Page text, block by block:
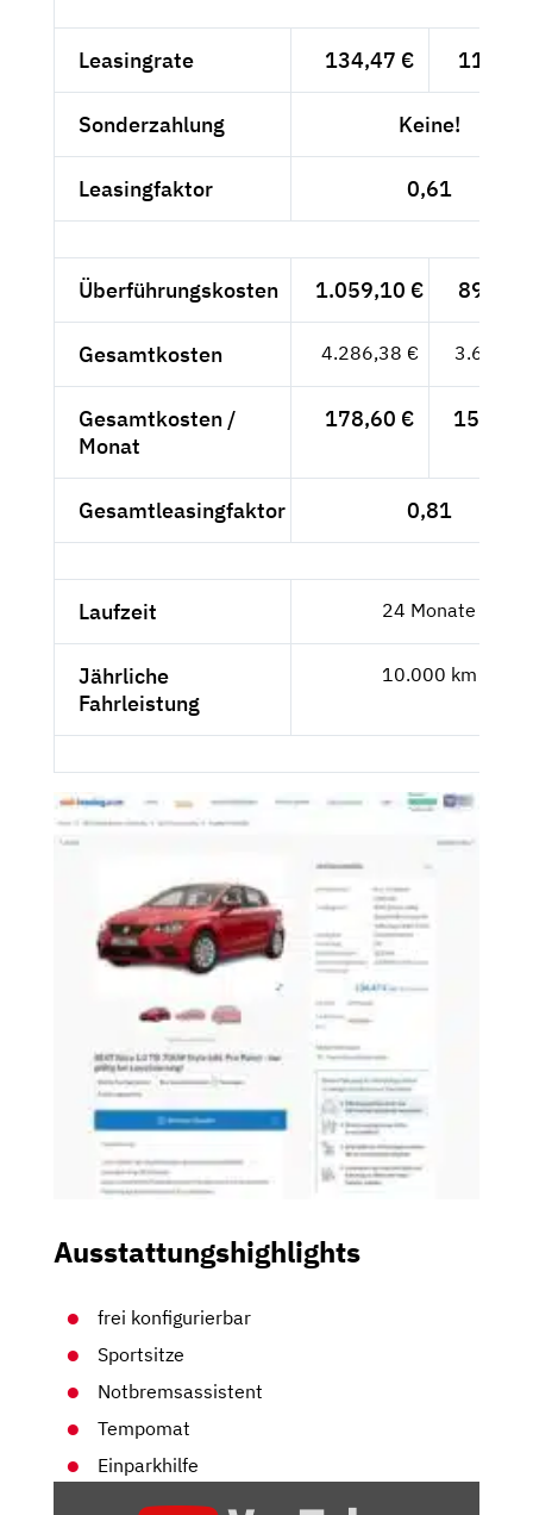
Leasingrate 134,47 € 113,--
Sonderzahlung Keine!
Leasingfaktor 0,61
Überführungskosten 1.059,10 € 890,--
Gesamtkosten 4.286,38 € 3.602,--
Gesamtkosten /
Monat
178,60 € 150,08
Gesamtleasingfaktor 0,81
Laufzeit 24 Monate
Jährliche
Fahrleistung
10.000 km
Ausstattungshighlights
frei konfigurierbar
Sportsitze
Notbremsassistent
Tempomat
Einparkhilfe